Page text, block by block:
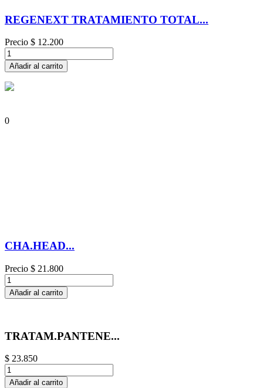
REGENEXT TRATAMIENTO TOTAL...
Precio $ 12.200
Añadir al carrito
0
CHA.HEAD...
Precio $ 21.800
Añadir al carrito
TRATAM.PANTENE...
$ 23.850
Añadir al carrito